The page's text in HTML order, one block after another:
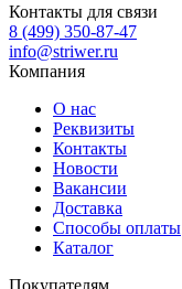
Контакты для связи
8 (499) 350-87-47
info@striwer.ru
Компания
О нас
Реквизиты
Контакты
Новости
Вакансии
Доставка
Способы оплаты
Каталог
Покупателям